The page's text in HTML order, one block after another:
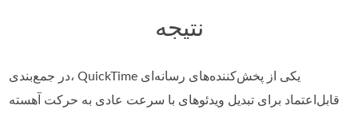
نتیجه
در جمع‌بندی، QuickTime یکی از پخش‌کننده‌های رسانه‌ای
قابل‌اعتماد برای تبدیل ویدئوهای با سرعت عادی به حرکت آهسته